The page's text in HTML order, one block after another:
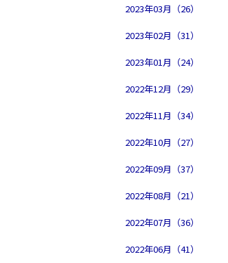
2023年03月（26）
2023年02月（31）
2023年01月（24）
2022年12月（29）
2022年11月（34）
2022年10月（27）
2022年09月（37）
2022年08月（21）
2022年07月（36）
2022年06月（41）